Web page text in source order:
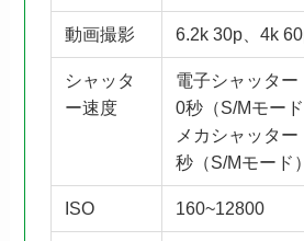
動画撮影 6.2k 30p、4k
シャッタ
ー速度
電子シャッタ
0秒（S/Mモード
メカシャッタ
秒（S/Mモード）
ISO 160~12800